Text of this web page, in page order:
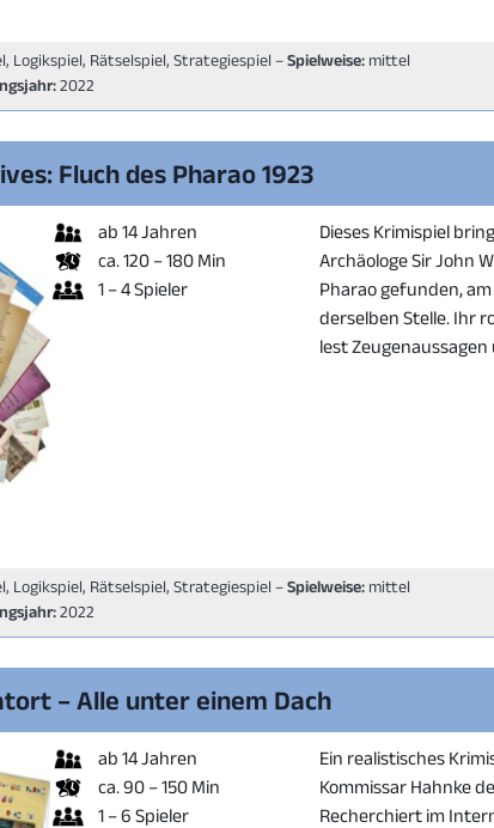
Logikspiel, Rätselspiel, Strategiespiel –Spielweise: mittel
2022
Fluch des Pharao 1923
ab 14 Jahren
ca. 120 – 180 Min
1 – 4 Spieler
Dieses Krimispiel
Archäologe Sir John
Pharao gefunden,
derselben Stelle. Ihr
lest
Logikspiel, Rätselspiel, Strategiespiel –Spielweise: mittel
2022
– Alle unter einem Dach
ab 14 Jahren
ca. 90 – 150 Min
1 – 6 Spieler
Ein realistisches
Kommissar Hahnke
Recherchiert im